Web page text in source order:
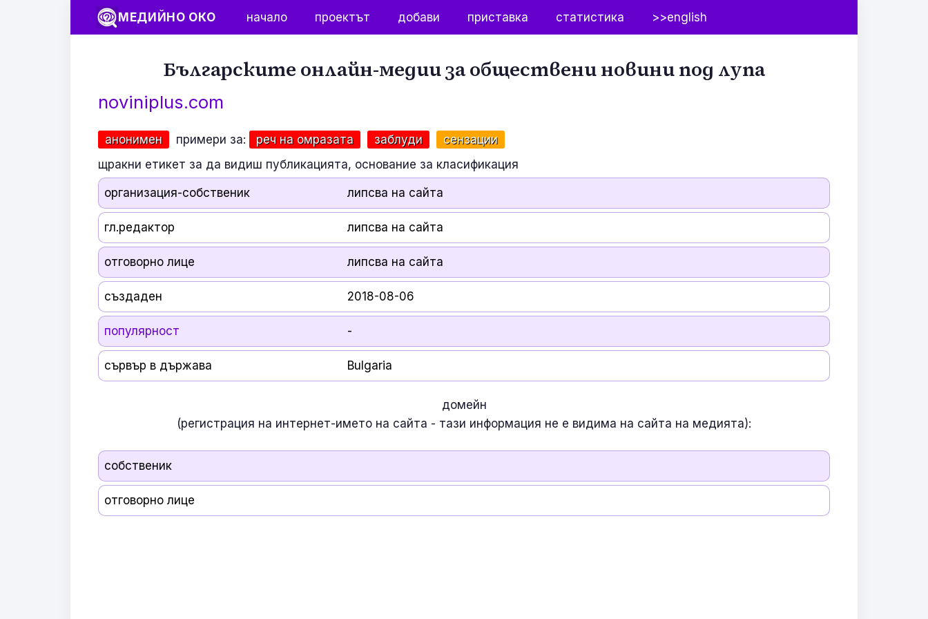
МЕДИЙНО ОКО начало проектът добави приставка статистика >>english
Българските онлайн-медии за обществени новини под лупа
noviniplus.com
анонимен примери за: реч на омразата заблуди
сензации
щракни етикет за да видиш публикацията, основание за класификация
организация-собственик липсва на сайта
гл.редактор липсва на сайта
отговорно лице липсва на сайта
създаден 2018-08-06
популярност -
сървър в държава Bulgaria
домейн
(регистрация на интернет-името на сайта - тази информация не е видима на сайта на медията):
собственик
отговорно лице